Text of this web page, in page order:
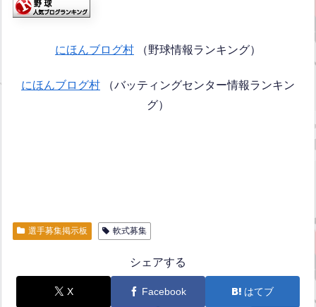
にほんブログ村 （野球情報ランキング）
にほんブログ村 （バッティングセンター情報ランキン
グ）
選手募集掲示板 軟式募集
シェアする
X Facebook はてブ